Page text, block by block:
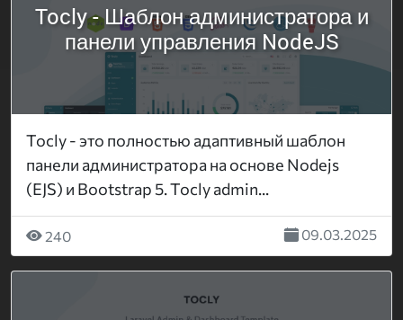
Tocly - Шаблон администратора и
панели управления NodeJS
Tocly - это полностью адаптивный шаблон
панели администратора на основе Nodejs
(EJS) и Bootstrap 5. Tocly admin...
240 09.03.2025